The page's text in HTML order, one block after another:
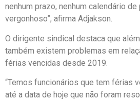
nenhum prazo, nenhum calendário
vergonhoso”, afirma Adjakson.
O dirigente sindical destaca que
também existem problemas em
férias vencidas desde 2019.
“Temos funcionários que tem férias
até a data de hoje que não foram